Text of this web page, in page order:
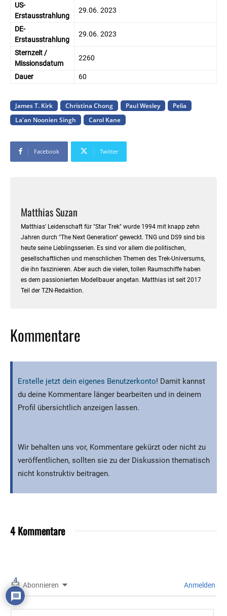
US-
Erstausstrahlung
29.06. 2023
DE-
Erstausstrahlung
29.06. 2023
Sternzeit /
Missionsdatum
2260
Dauer 60
James T. Kirk Christina Chong Paul Wesley
Pelia
La'an Noonien Singh
Carol Kane
Facebook Twitter
Matthias Suzan
Matthias' Leidenschaft für "Star Trek" wurde 1994 mit knapp zehn
Jahren durch "The Next Generation" geweckt. TNG und DS9 sind bis
heute seine Lieblingsserien. Es sind vor allem die politischen,
gesellschaftlichen und menschlichen Themen des Trek-Universums,
die ihn faszinieren. Aber auch die vielen, tollen Raumschiffe haben
es dem passionierten Modellbauer angetan. Matthias ist seit 2017
Teil der TZN-Redaktion.
Kommentare
Erstelle jetzt dein eigenes Benutzerkonto! Damit kannst
du deine Kommentare länger bearbeiten und in deinem
Profil übersichtlich anzeigen lassen.
Wir behalten uns vor, Kommentare gekürzt oder nicht zu
veröffentlichen, sollten sie zu der Diskussion thematisch
nicht konstruktiv beitragen.
4 Kommentare
Abonnieren Anmelden
4